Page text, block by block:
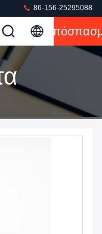
86-156-25295088